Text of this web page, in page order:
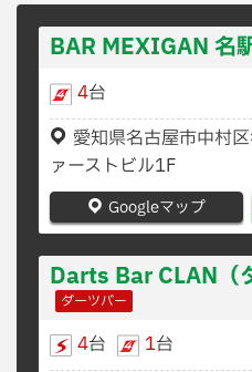
BAR MEXIGAN 名
4台
愛知県名古屋市中村
ァーストビル1F
Googleマップ
Darts Bar CLAN（
ダーツバー
4台 1台